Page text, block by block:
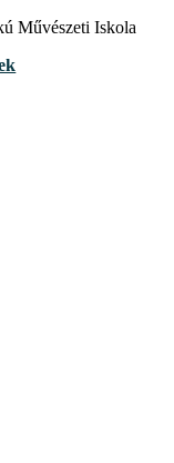
Művészeti Iskola